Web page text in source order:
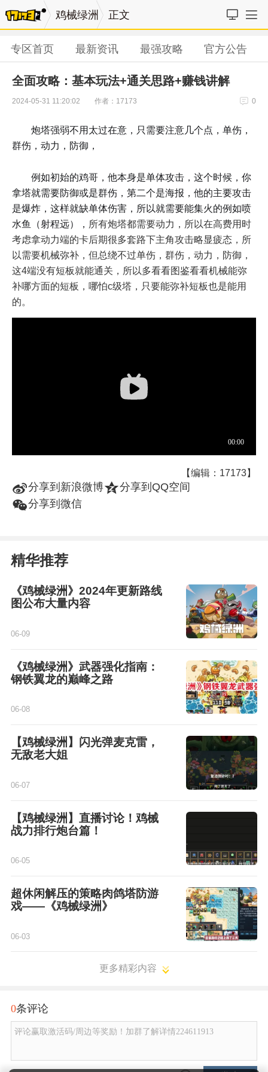
鸡械绿洲 正文
专区首页 最新资讯 最强攻略 官方公告
全面攻略：基本玩法+通关思路+赚钱讲解
2024-05-31 11:20:02 作者：17173 0
炮塔强弱不用太过在意，只需要注意几个点， 单伤，
群伤，动力，防御，
例如初始的鸡哥，他本身是单体攻击，这个时候，你
拿塔就需要防御或是群伤，第二个是海报，他的主要攻击
是爆炸，这样就缺单体伤害，所以就需要能集火的例如喷
水鱼（射程远）， 所有炮塔都需要动力，所以在高费用时
考虑拿动力端的卡后期很多套路下主角攻击略显疲态，所
以需要机械弥补，但总绕不过单伤，群伤，动力，防御，
这4端没有短板就能通关，所以多看看图鉴看看机械能弥
补哪方面的短板，哪怕c级塔，只要能弥补短板也是能用
的。
【编辑：17173】
t分享到新浪微博z分享到QQ空间
w分享到微信
精华推荐
《鸡械绿洲》2024年更新路线
图公布大量内容
06-09
《鸡械绿洲》武器强化指南：
钢铁翼龙的巅峰之路
06-08
【鸡械绿洲】闪光弹麦克雷，
无敌老大姐
06-07
【鸡械绿洲】直播讨论！鸡械
战力排行炮台篇！
06-05
超休闲解压的策略肉鸽塔防游
戏——《鸡械绿洲》
06-03
更多精彩内容
0条评论
评论赢取激活码/周边等奖励！加群了解详情224611913